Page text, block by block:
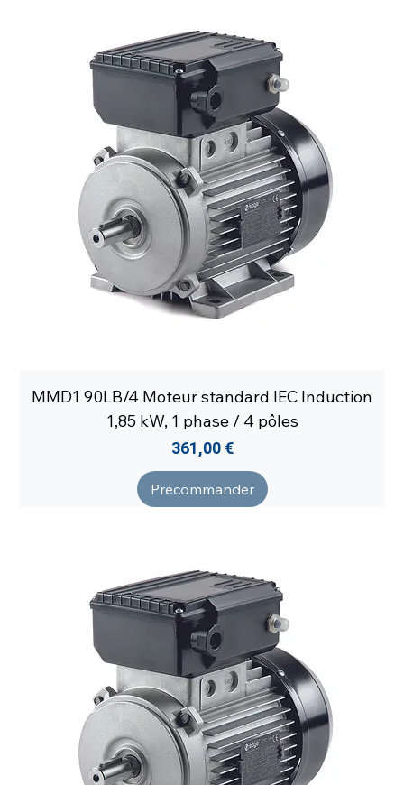
MMD1 90LB/4 Moteur standard IEC Induction
1,85 kW, 1 phase / 4 pôles
Prix
361,00 €
Précommander